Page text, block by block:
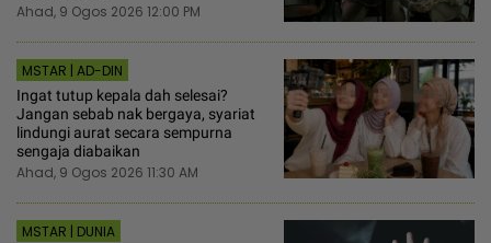
Ahad, 9 Ogos 2026 12:00 PM
MSTAR | AD-DIN
Ingat tutup kepala dah selesai?
Jangan sebab nak bergaya, syariat
lindungi aurat secara sempurna
sengaja diabaikan
Ahad, 9 Ogos 2026 11:30 AM
MSTAR | DUNIA